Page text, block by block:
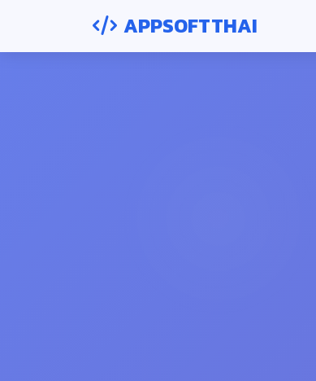
APPSOFTTHAI